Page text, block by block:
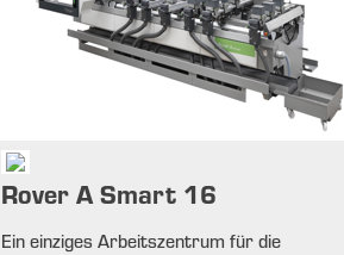
Rover A Smart 16
Ein einziges Arbeitszentrum für die